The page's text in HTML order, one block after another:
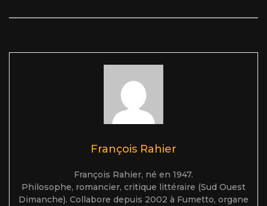
François Rahier
François Rahier, né en 1947.
Philosophe, romancier, critique littéraire (Sud Ouest
Dimanche). Collabore depuis 2002 à Fumetto, organe